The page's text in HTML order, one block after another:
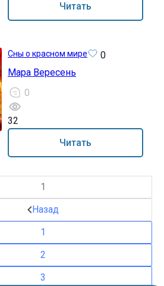
Читать
Сны о красном мире
0
Мара Вересень
0
32
Читать
1
Назад
1
2
3